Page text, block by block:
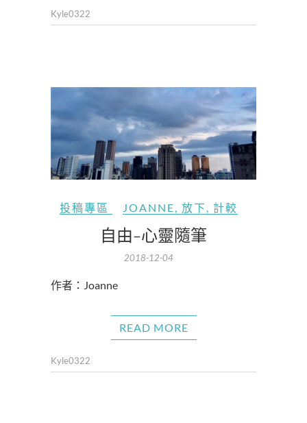
Kyle0322
投稿專區 JOANNE, 放下, 計較
自由-心靈隨筆
2018-12-04
作者：Joanne​
READ MORE
Kyle0322